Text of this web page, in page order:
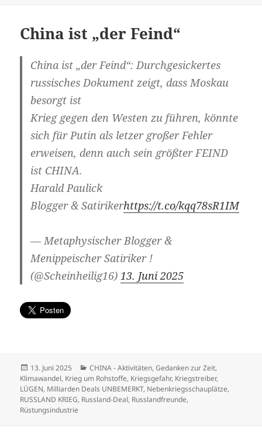
China ist „der Feind“
China ist „der Feind“: Durchgesickertes
russisches Dokument zeigt, dass Moskau
besorgt ist
Krieg gegen den Westen zu führen, könnte
sich für Putin als letzer großer Fehler
erweisen, denn auch sein größter FEIND
ist CHINA.
Harald Paulick
Blogger & Satirikerhttps://t.co/kqq78sR1IM
— Metaphysischer Blogger &
Menippeischer Satiriker !
(@Scheinheilig16)13. Juni 2025
Veröffentlicht
am
13. Juni 2025 Kategorien
CHINA - Aktivitäten,Gedanken zur Zeit,
Klimawandel, Krieg um Rohstoffe, Kriegsgefahr, Kriegstreiber,
LÜGEN, Milliarden Deals UNBEMERKT, Nebenkriegsschauplätze,
RUSSLAND KRIEG, Russland-Deal, Russlandfreunde,
Rüstungsindustrie